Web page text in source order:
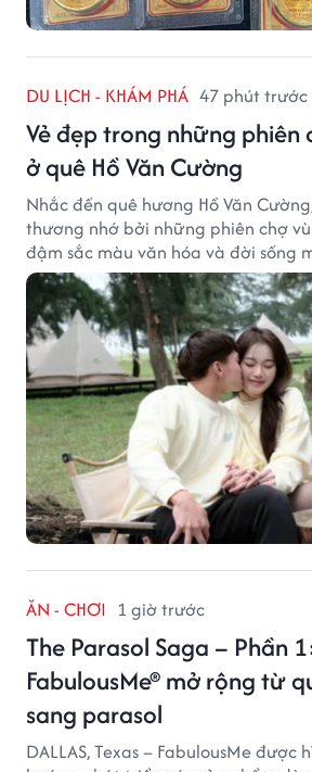
DU LỊCH - KHÁM PHÁ 47 phút trước
Vẻ đẹp trong những phiên
ở quê Hồ Văn Cường
Nhắc đến quê hương Hồ Văn
thương nhớ bởi những phiên chợ
đậm sắc màu văn hóa và đời sống
ĂN - CHƠI 1 giờ trước
The Parasol Saga – Phần
FabulousMe® mở rộng từ
sang parasol
DALLAS, Texas – FabulousMe được